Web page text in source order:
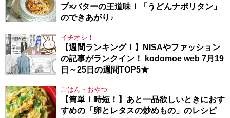
プ×バターの王道味！「うどんナポリタン」
のできあがり♪
イチオシ！
【週間ランキング！】NISAやファッション
の記事がランクイン！ kodomoe web 7月19
日～25日の週間TOP5★
ごはん・おやつ
【簡単！時短！】あと一品欲しいときにおす
すめの「卵とレタスの炒めもの」のレシピ